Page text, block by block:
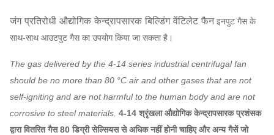
जंग प्रतिरोधी औद्योगिक केन्द्रापसारक बिल्डिंग वेंटिलेट फैनइनपुट गैस के
साथ-साथ आउटपुट गैस का उपयोग किया जा सकता है।
The gas delivered by the 4-14 series industrial centrifugal fan
should be no more than 80 °C air and other gases that are not
self-igniting and are not harmful to the human body and are not
corrosive to steel materials. 4-14 श्रृंखला औद्योगिक केन्द्रापसारक प्रशंसक
द्वारा वितरित गैस 80 डिग्री सेल्सियस से अधिक नहीं होनी चाहिए और अन्य गैसें जो